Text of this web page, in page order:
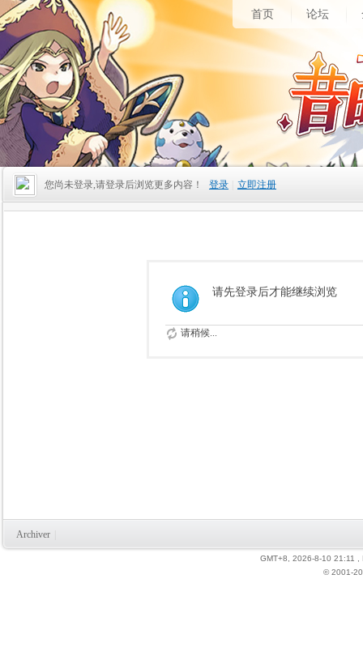
首页 论坛
您尚未登录,请登录后浏览更多内容！ 登录 立即注册
请先登录后才能继续浏览
请稍候...
Archiver
GMT+8, 2026-8-10 21:11
© 2001-